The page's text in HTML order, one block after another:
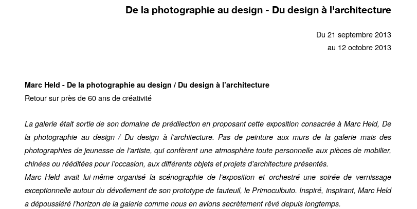
De la photographie au design - Du design à l'architecture
Du 21 septembre 2013
au 12 octobre 2013
Marc Held - De la photographie au design / Du design à l’architecture
Retour sur près de 60 ans de créativité
La galerie était sortie de son domaine de prédilection en proposant cette exposition consacrée à Marc Held, De
la photographie au design / Du design à l’architecture. Pas de peinture aux murs de la galerie mais des
photographies de jeunesse de l’artiste, qui confèrent une atmosphère toute personnelle aux pièces de mobilier,
chinées ou rééditées pour l’occasion, aux différents objets et projets d’architecture présentés.
Marc Held avait lui-même organisé la scénographie de l’exposition et orchestré une soirée de vernissage
exceptionnelle autour du dévoilement de son prototype de fauteuil, le Primoculbuto. Inspiré, inspirant, Marc Held
a dépoussiéré l’horizon de la galerie comme nous en avions secrètement rêvé depuis longtemps.